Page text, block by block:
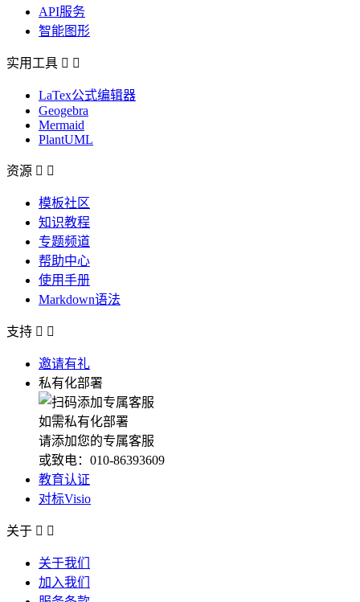
API服务
智能图形
实用工具  
LaTex公式编辑器
Geogebra
Mermaid
PlantUML
资源  
模板社区
知识教程
专题频道
帮助中心
使用手册
Markdown语法
支持  
邀请有礼
私有化部署
如需私有化部署
请添加您的专属客服
或致电：010-86393609
教育认证
对标Visio
关于  
关于我们
加入我们